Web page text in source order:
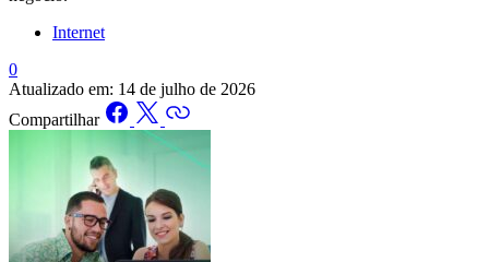
Internet
0
Atualizado em: 14 de julho de 2026
Compartilhar